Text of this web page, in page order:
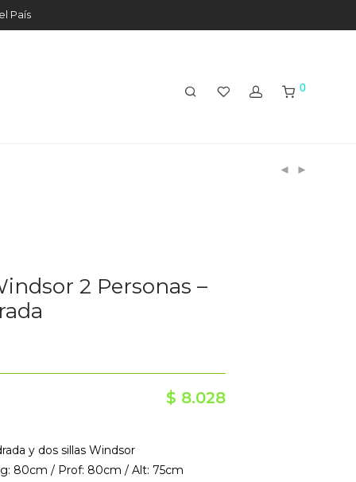
País
0
2 Personas –
$ 8.028
y dos sillas Windsor
80cm / Prof: 80cm / Alt: 75cm